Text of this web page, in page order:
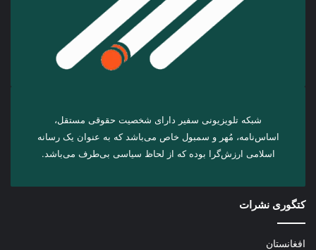
شبکه تلویزیونی سفیر دارای شخصیت حقوقی مستقل،
اساس‌نامه، مُهر و سمبول خاص می‌باشد که به عنوان یک رسانه
اسلامی ارزش‌گرا بوده که از لحاظ سیاسی بی‌طرف می‌باشد.
کتگوری نشرات
افغانستان